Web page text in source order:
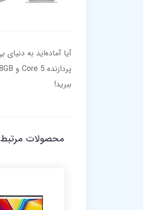
ببرید!
محصولات مرتبط